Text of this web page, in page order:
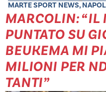
MARTE SPORT NEWS,
MARCOLIN: “IL
PUNTATO SU
BEUKEMA MI
MILIONI PER
TANTI”